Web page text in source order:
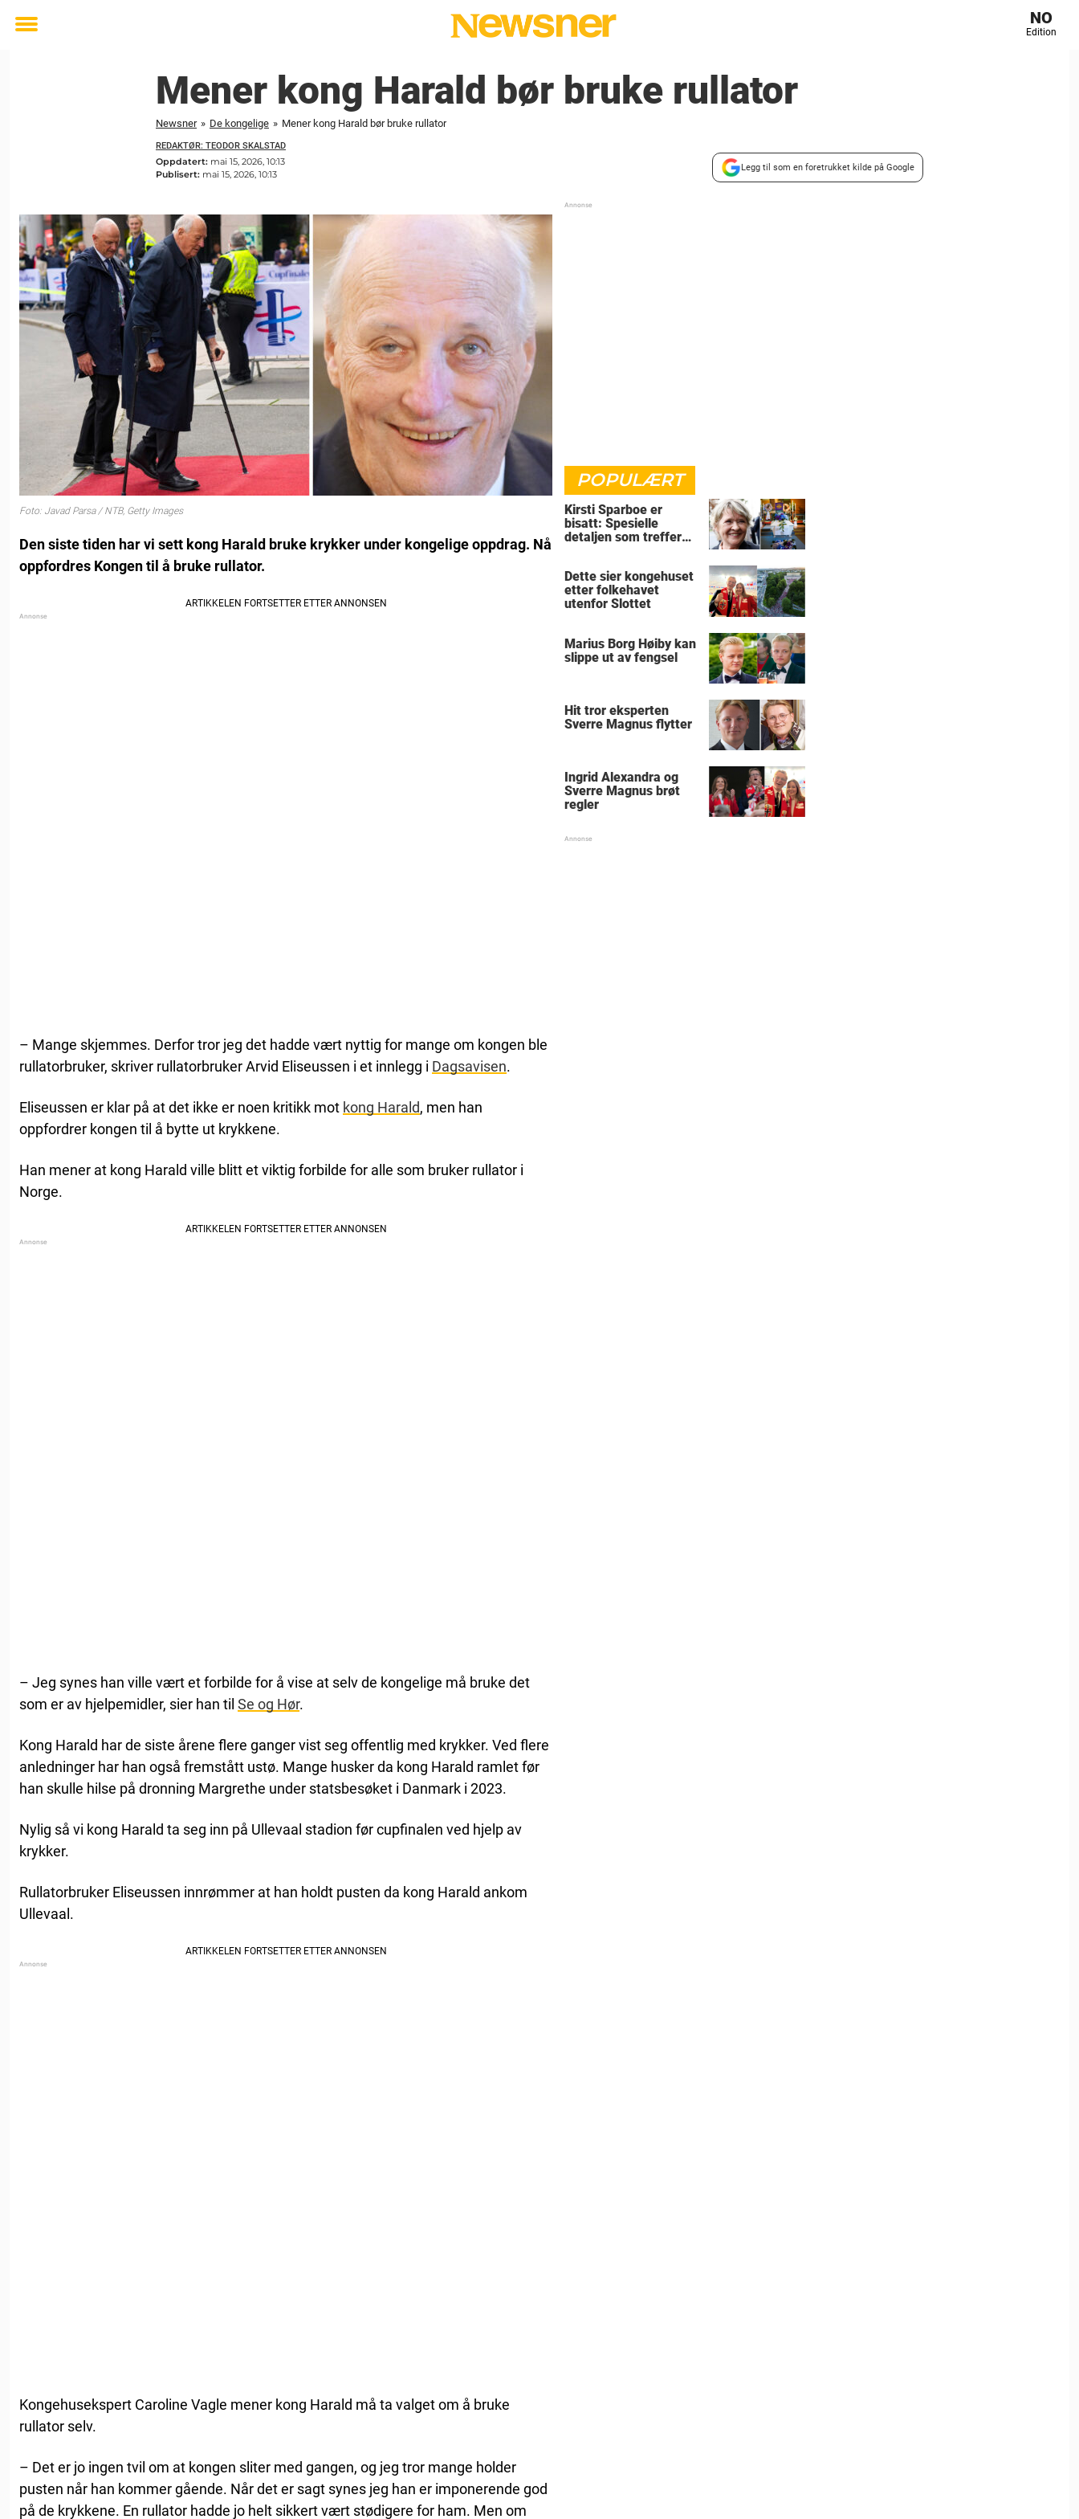
Toggle
NO
Edition
Mener kong Harald bør bruke rullator
Newsner » De kongelige » Mener kong Harald bør bruke rullator
REDAKTØR: TEODOR SKALSTAD
Oppdatert: mai 15, 2026, 10:13
Publisert: mai 15, 2026, 10:13
Legg til som en foretrukket kilde på Google
Foto: Javad Parsa / NTB, Getty Images
Den siste tiden har vi sett kong Harald bruke krykker under kongelige oppdrag. Nå
oppfordres Kongen til å bruke rullator.
– Mange skjemmes. Derfor tror jeg det hadde vært nyttig for mange om kongen ble
rullatorbruker, skriver rullatorbruker Arvid Eliseussen i et innlegg i Dagsavisen.
Eliseussen er klar på at det ikke er noen kritikk mot kong Harald, men han
oppfordrer kongen til å bytte ut krykkene.
Han mener at kong Harald ville blitt et viktig forbilde for alle som bruker rullator i
Norge.
– Jeg synes han ville vært et forbilde for å vise at selv de kongelige må bruke det
som er av hjelpemidler, sier han til Se og Hør.
Kong Harald har de siste årene flere ganger vist seg offentlig med krykker. Ved flere
anledninger har han også fremstått ustø. Mange husker da kong Harald ramlet før
han skulle hilse på dronning Margrethe under statsbesøket i Danmark i 2023.
Nylig så vi kong Harald ta seg inn på Ullevaal stadion før cupfinalen ved hjelp av
krykker.
Rullatorbruker Eliseussen innrømmer at han holdt pusten da kong Harald ankom
Ullevaal.
Kongehusekspert Caroline Vagle mener kong Harald må ta valget om å bruke
rullator selv.
– Det er jo ingen tvil om at kongen sliter med gangen, og jeg tror mange holder
pusten når han kommer gående. Når det er sagt synes jeg han er imponerende god
på de krykkene. En rullator hadde jo helt sikkert vært stødigere for ham. Men om
POPULÆRT
Kirsti Sparboe er
bisatt: Spesielle
detaljen som treffer
Dette sier kongehuset
etter folkehavet
utenfor Slottet
Marius Borg Høiby kan
slippe ut av fengsel
Hit tror eksperten
Sverre Magnus flytter
Ingrid Alexandra og
Sverre Magnus brøt
regler